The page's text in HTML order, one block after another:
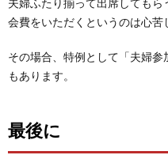
夫婦ふたり揃って出席しても
会費をいただくというのは心苦
その場合、特例として「夫婦
もあります。
最後に